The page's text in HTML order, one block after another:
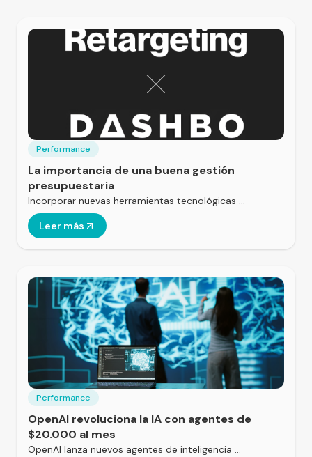
Performance
La importancia de una buena gestión
presupuestaria
Incorporar nuevas herramientas tecnológicas …
Leer más
Performance
OpenAI revoluciona la IA con agentes de
$20.000 al mes
OpenAI lanza nuevos agentes de inteligencia …